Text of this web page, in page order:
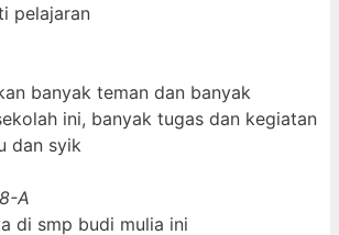
pelajaran
banyak teman dan banyak
ini, banyak tugas dan kegiatan
dan syik
A
di smp budi mulia ini